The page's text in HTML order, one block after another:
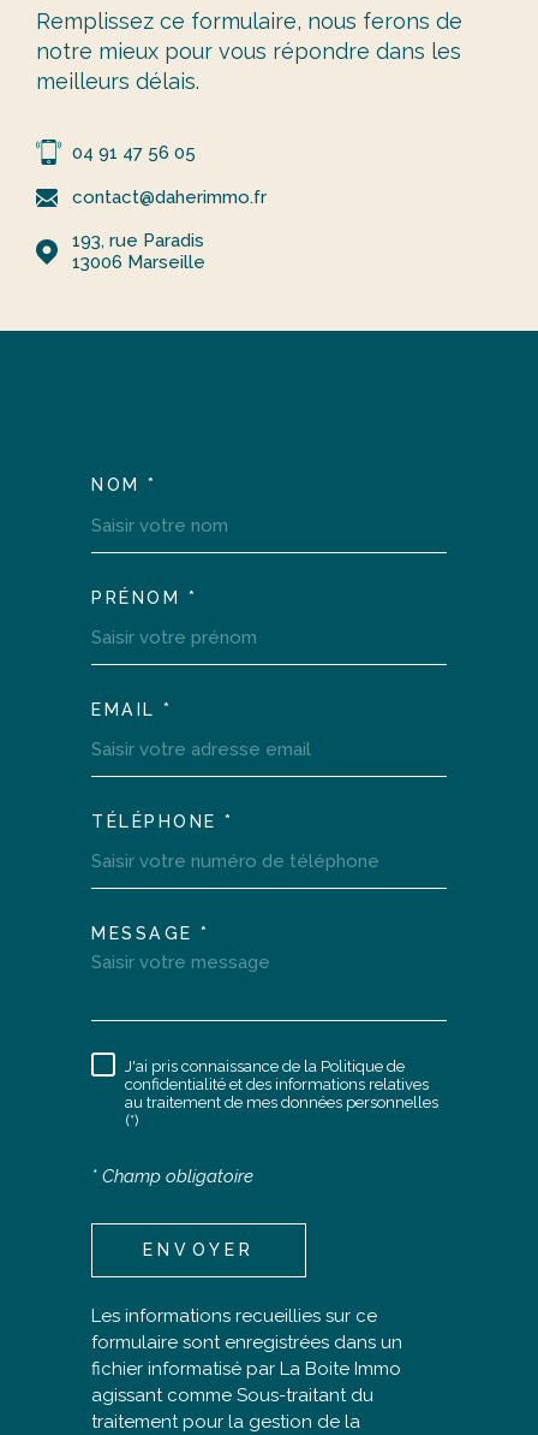
Remplissez ce formulaire, nous ferons de
notre mieux pour vous répondre dans les
meilleurs délais.
04 91 47 56 05
contact@daherimmo.fr
193, rue Paradis
13006
Marseille
NOM *
PRÉNOM *
EMAIL *
TÉLÉPHONE *
MESSAGE *
RÈGLEMENTATION
J'ai pris connaissance de la Politique de
confidentialité et des informations relatives
au traitement de mes données personnelles
(*)
* Champ obligatoire
ENVOYER
Les informations recueillies sur ce
formulaire sont enregistrées dans un
fichier informatisé par La Boite Immo
agissant comme Sous-traitant du
traitement pour la gestion de la